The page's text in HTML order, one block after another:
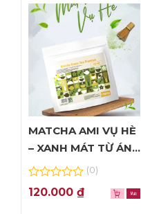
MATCHA AMI VỤ HÈ
– XANH MÁT TỪ ÁNH
NHÌN ĐẦU TIÊN
0
out
(0)
120.000 ₫